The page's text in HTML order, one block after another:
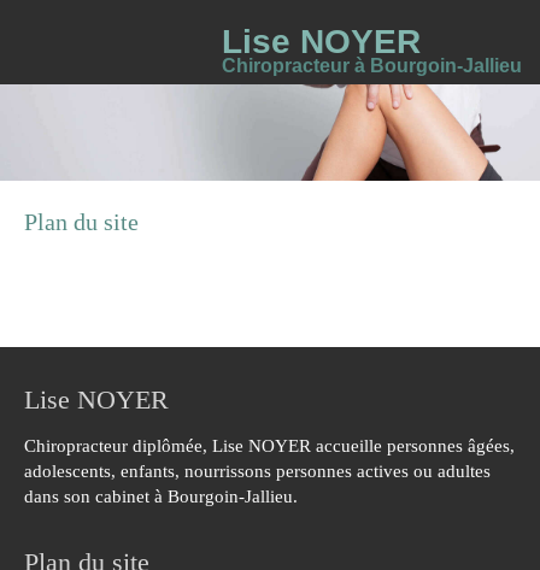
Lise NOYER
Chiropracteur à Bourgoin-Jallieu
Plan du site
Lise NOYER
Chiropracteur diplômée, Lise NOYER accueille personnes âgées,
adolescents, enfants, nourrissons personnes actives ou adultes
dans son cabinet à Bourgoin-Jallieu.
Plan du site